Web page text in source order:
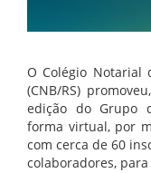
O Colégio Notarial
(CNB/RS)
edição do Grupo
forma virtual, por
com cerca de 60
colaboradores,